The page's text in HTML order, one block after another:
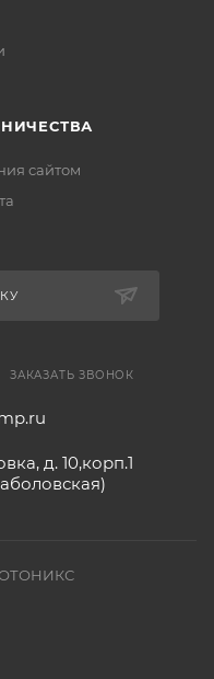
сайтом
ЗАКАЗАТЬ ЗВОНОК
д. 10,корп.1